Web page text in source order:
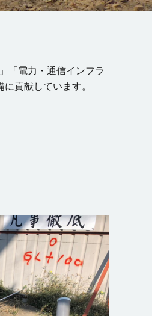
「電力・通信インフラ
貢献しています。